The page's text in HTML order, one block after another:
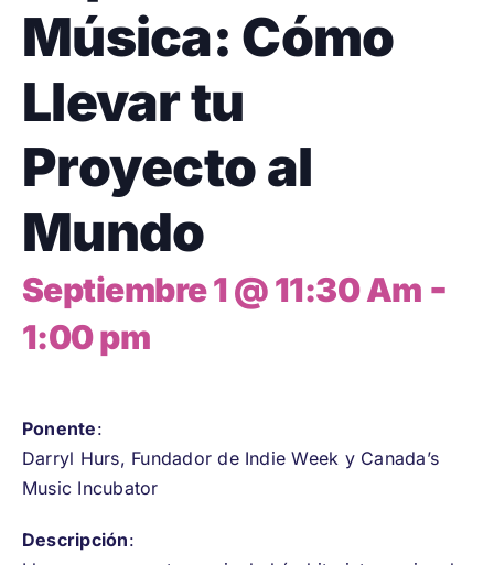
Música: Cómo
Llevar tu
Proyecto al
Mundo
Septiembre 1 @ 11:30 Am -
1:00 pm
Ponente:
Darryl Hurs, Fundador de Indie Week y Canada’s
Music Incubator
Descripción: